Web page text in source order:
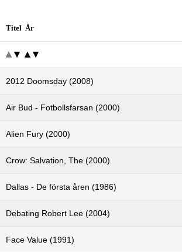
Titel År
2012 Doomsday (2008)
Air Bud - Fotbollsfarsan (2000)
Alien Fury (2000)
Crow: Salvation, The (2000)
Dallas - De första åren (1986)
Debating Robert Lee (2004)
Face Value (1991)